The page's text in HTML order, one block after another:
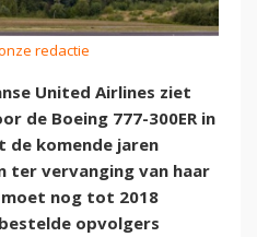
redactie
United Airlines ziet
de Boeing 777-300ER in
de komende jaren
ter vervanging van haar
moet nog tot 2018
opvolgers